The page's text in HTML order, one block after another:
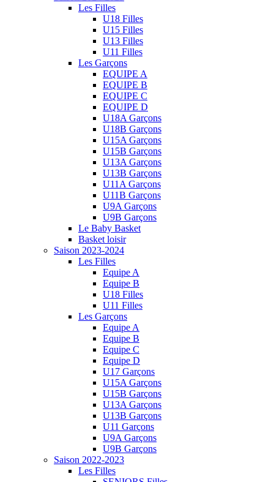
Les Filles
U18 Filles
U15 Filles
U13 Filles
U11 Filles
Les Garçons
EQUIPE A
EQUIPE B
EQUIPE C
EQUIPE D
U18A Garçons
U18B Garçons
U15A Garçons
U15B Garçons
U13A Garçons
U13B Garçons
U11A Garçons
U11B Garçons
U9A Garçons
U9B Garçons
Le Baby Basket
Basket loisir
Saison 2023-2024
Les Filles
Equipe A
Equipe B
U18 Filles
U11 Filles
Les Garçons
Equipe A
Equipe B
Equipe C
Equipe D
U17 Garçons
U15A Garçons
U15B Garçons
U13A Garçons
U13B Garçons
U11 Garçons
U9A Garçons
U9B Garçons
Saison 2022-2023
Les Filles